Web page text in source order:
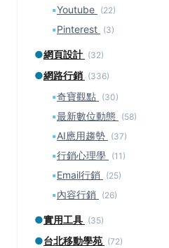
▪Youtube (22)
▪Pinterest (3)
●網頁設計 (32)
●網路行銷 (336)
▪奇寶觀點 (30)
▪最新數位動態 (58)
▪AI應用趨勢 (37)
▪行銷心理學 (11)
▪Email行銷 (25)
▪內容行銷 (26)
●實用工具 (35)
●台北移動學苑 (72)